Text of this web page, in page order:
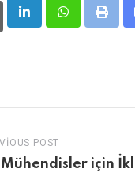
LinkedInWhatsappPrint
POST
Mühendisler için